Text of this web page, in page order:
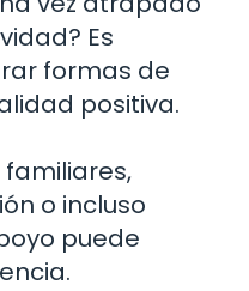
Es
formas de
positiva.
o incluso
puede